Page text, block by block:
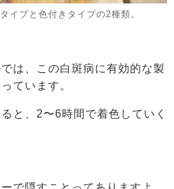
イプと色付きタイプの2種類。
は、この白斑病に有効的な製
ています。
と、2〜6時間で着色していく